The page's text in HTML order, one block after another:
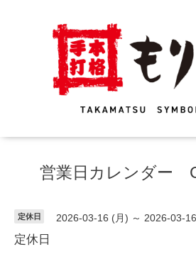
営業日カレンダー
定休日 2026-03-16 (月) ～ 2026-03-
定休日